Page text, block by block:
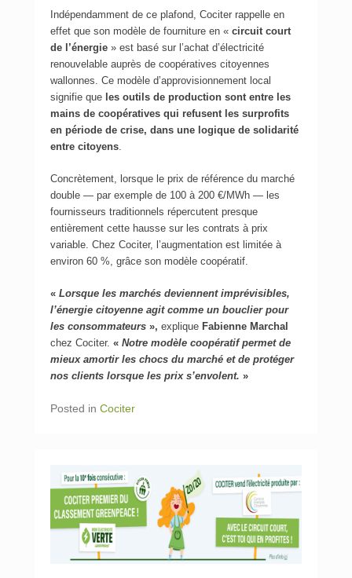
Indépendamment de ce plafond, Cociter rappelle en
effet que son modèle de fourniture en « circuit court
de l’énergie » est basé sur l’achat d’électricité
renouvelable auprès de coopératives citoyennes
wallonnes. Ce modèle d’approvisionnement local
signifie que les outils de production sont entre les
mains de coopératives qui refusent les surprofits
en période de crise, dans une logique de solidarité
entre citoyens
Concrètement, lorsque le prix de référence du marché
double — par exemple de 100 à 200 €/MWh — les
fournisseurs traditionnels répercutent presque
entièrement cette hausse sur les contrats à prix
variable. Chez Cociter, l’augmentation est limitée à
environ 60 %, grâce son modèle coopératif.
« Lorsque les marchés deviennent imprévisibles,
l’énergie citoyenne agit comme un bouclier pour
les consommateurs », explique Fabienne Marchal
chez Cociter. « Notre modèle coopératif permet de
mieux amortir les chocs du marché et de protéger
nos clients lorsque les prix s’envolent. »
Posted in Cociter